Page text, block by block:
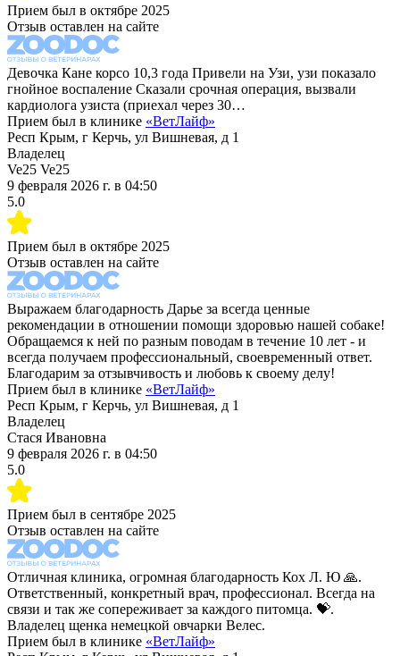
Прием был в октябре 2025
Отзыв оставлен на сайте
Девочка Кане корсо 10,3 года Привели на Узи, узи показало
гнойное воспаление Сказали срочная операция, вызвали
кардиолога узиста (приехал через 30…
Прием был в клинике «ВетЛайф»
Респ Крым, г Керчь, ул Вишневая, д 1
Владелец
Ve25 Ve25
9 февраля 2026 г. в 04:50
5.0
Прием был в октябре 2025
Отзыв оставлен на сайте
Выражаем благодарность Дарье за всегда ценные
рекомендации в отношении помощи здоровью нашей собаке!
Обращаемся к ней по разным поводам в течение 10 лет - и
всегда получаем профессиональный, своевременный ответ.
Благодарим за отзывчивость и любовь к своему делу!
Прием был в клинике «ВетЛайф»
Респ Крым, г Керчь, ул Вишневая, д 1
Владелец
Стася Ивановна
9 февраля 2026 г. в 04:50
5.0
Прием был в сентябре 2025
Отзыв оставлен на сайте
Отличная клиника, огромная благодарность Кох Л. Ю 🙏.
Ответственный, конкретный врач, профессионал. Всегда на
связи и так же сопереживает за каждого питомца. 💝.
Владелец щенка немецкой овчарки Велес.
Прием был в клинике «ВетЛайф»